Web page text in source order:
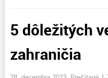
5 dôležitých
zahraničia